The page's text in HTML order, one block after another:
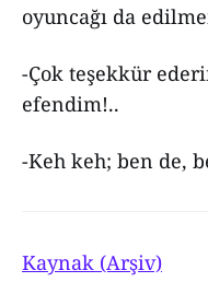
oyuncağı da
-Çok teşekkür
efendim!..
-Keh keh; ben de,
Kaynak (Arşiv)